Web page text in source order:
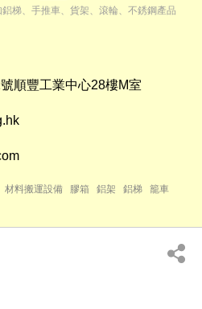
梯、手推車、貨架、滾輪、不銹鋼產品
順豐工業中心28樓M室
材料搬運設備 膠箱 鋁架 鋁梯
籠車